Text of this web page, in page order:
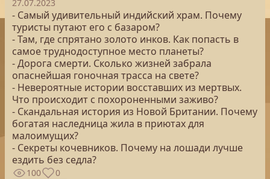
27.07.2023
- Самый удивительный индийский храм. Почему
туристы путают его с базаром?
- Там, где спрятано золото инков. Как попасть в
самое труднодоступное место планеты?
- Дорога смерти. Сколько жизней забрала
опаснейшая гоночная трасса на свете?
- Невероятные истории восставших из мертвых.
Что происходит с похороненными заживо?
- Скандальная история из Новой Британии. Почему
богатая наследница жила в приютах для
малоимущих?
- Секреты кочевников. Почему на лошади лучше
ездить без седла?
100 0